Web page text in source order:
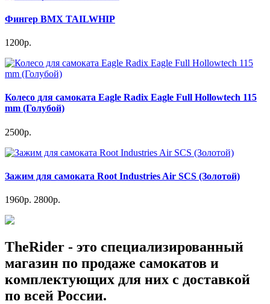
Фингер BMX TAILWHIP
1200р.
Колесо для самоката Eagle Radix Eagle Full Hollowtech 115
mm (Голубой)
2500р.
Зажим для самоката Root Industries Air SCS (Золотой)
1960р. 2800р.
TheRider - это специализированный
магазин по продаже самокатов и
комплектующих для них с доставкой
по всей России.